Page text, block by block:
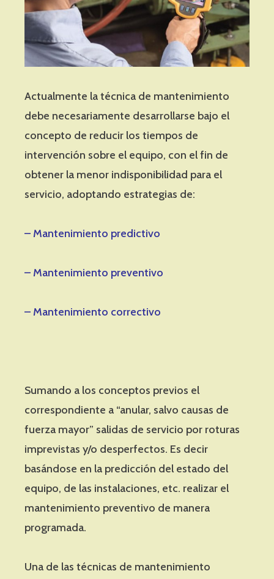
Actualmente la técnica de mantenimiento
debe necesariamente desarrollarse bajo el
concepto de reducir los tiempos de
intervención sobre el equipo, con el fin de
obtener la menor indisponibilidad para el
servicio, adoptando estrategias de:
– Mantenimiento predictivo
– Mantenimiento preventivo
– Mantenimiento correctivo
Sumando a los conceptos previos el
correspondiente a “anular, salvo causas de
fuerza mayor” salidas de servicio por roturas
imprevistas y/o desperfectos. Es decir
basándose en la predicción del estado del
equipo, de las instalaciones, etc. realizar el
mantenimiento preventivo de manera
programada.
Una de las técnicas de mantenimiento